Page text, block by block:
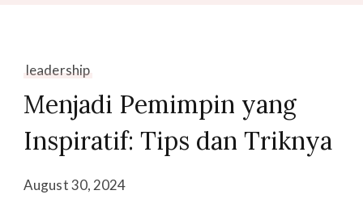
leadership
Menjadi Pemimpin yang
Inspiratif: Tips dan Triknya
August 30, 2024